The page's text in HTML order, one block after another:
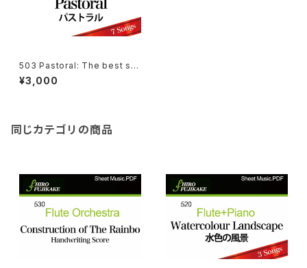
503 Pastoral: The best sel
ection of Hiro Fujikake (7-
Songs)
¥3,000
同じカテゴリの商品